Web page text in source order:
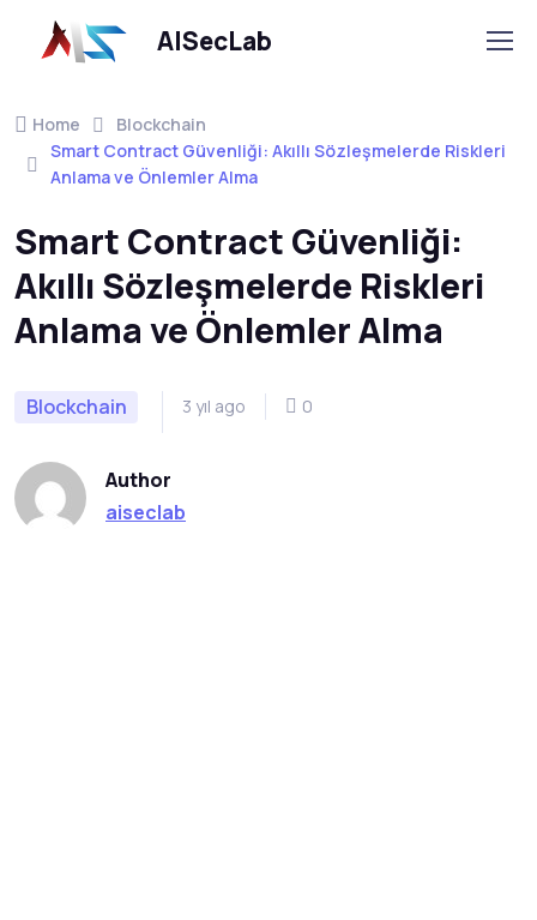
AISecLab
Home
Blockchain
Smart Contract Güvenliği: Akıllı Sözleşmelerde Riskleri
Anlama ve Önlemler Alma
Smart Contract Güvenliği:
Akıllı Sözleşmelerde Riskleri
Anlama ve Önlemler Alma
Blockchain 3 yıl ago 0
Author
aiseclab